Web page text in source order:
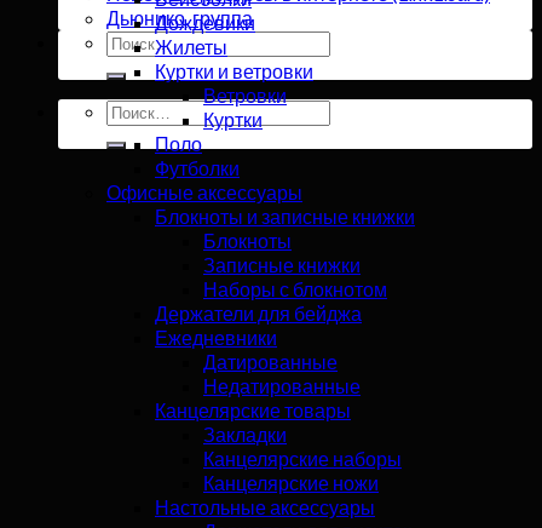
Дьюнико, группа
Искать:
Искать:
Дождевики
Жилеты
Куртки и ветровки
Ветровки
Куртки
Поло
Футболки
Офисные аксессуары
Блокноты и записные книжки
Блокноты
Записные книжки
Наборы с блокнотом
Держатели для бейджа
Ежедневники
Датированные
Недатированные
Канцелярские товары
Закладки
Канцелярские наборы
Канцелярские ножи
Настольные аксессуары